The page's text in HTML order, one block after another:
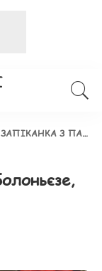
ЗАПІКАНКА З ПАСТОЮ Болоньєзе, овочами І Буррата